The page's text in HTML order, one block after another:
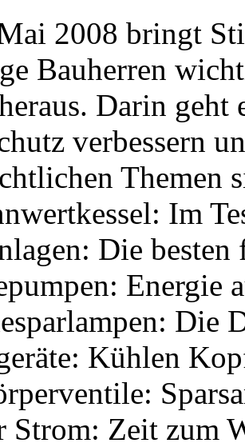
2008 bringt
Bauherren
Darin geht
verbessern
Themen
Im
Die besten
Energie
Die
Kühlen
Strom: Zeit zum